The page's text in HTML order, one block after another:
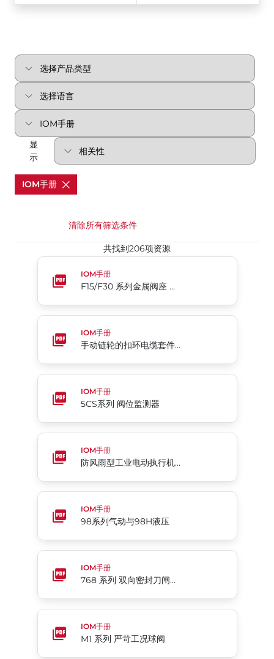
显
示
IOM手册
清除所有筛选条件
共找到206项资源
F15/F30 系列金属阀座 两片式全通径法兰球阀
IOM手册
F15/F30 系列金属阀座 两片式全通径法兰球阀
手动链轮的扣环电缆套件 04系列
IOM手册
手动链轮的扣环电缆套件 04系列
5CS系列 阀位监测器
IOM手册
5CS系列 阀位监测器
防风雨型工业电动执行机构 76系列
IOM手册
防风雨型工业电动执行机构 76系列
98系列气动与98H液压
IOM手册
98系列气动与98H液压
768 系列 双向密封刀闸阀 - Bray Slurryshield®
IOM手册
768 系列 双向密封刀闸阀 - Bray Slurryshield®
M1 系列 严苛工况球阀
IOM手册
M1 系列 严苛工况球阀